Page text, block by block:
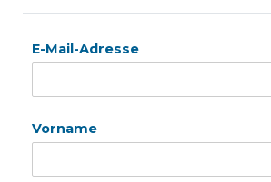
E-Mail-Adresse
Vorname